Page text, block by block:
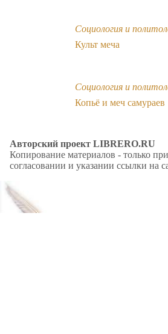
Социология и
Культ меча
Социология и
Копьё и меч самураев
Авторский проект LIBRERO.RU
Копирование материалов - только при
согласовании и указании ссылки на